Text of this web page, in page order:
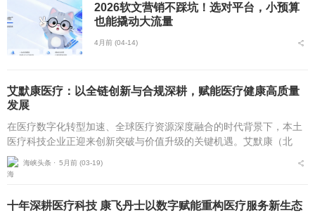
2026软文营销不踩坑！选对平台，小预算
也能撬动大流量
4月前 (04-14)
艾默康医疗：以全链创新与合规深耕，赋能医疗健康高质量
发展
在医疗数字化转型加速、全球医疗资源深度融合的时代背景下，本土
医疗科技企业正迎来创新突破与价值升级的关键机遇。艾默康（北
京）医疗科技有限公司自2020年10月成立以来，坚守技术赋能医疗，
服务守护健康的初...
海峡头条 ⋅ 5月前 (03-19)
十年深耕医疗科技 康飞丹士以数字赋能重构医疗服务新生态